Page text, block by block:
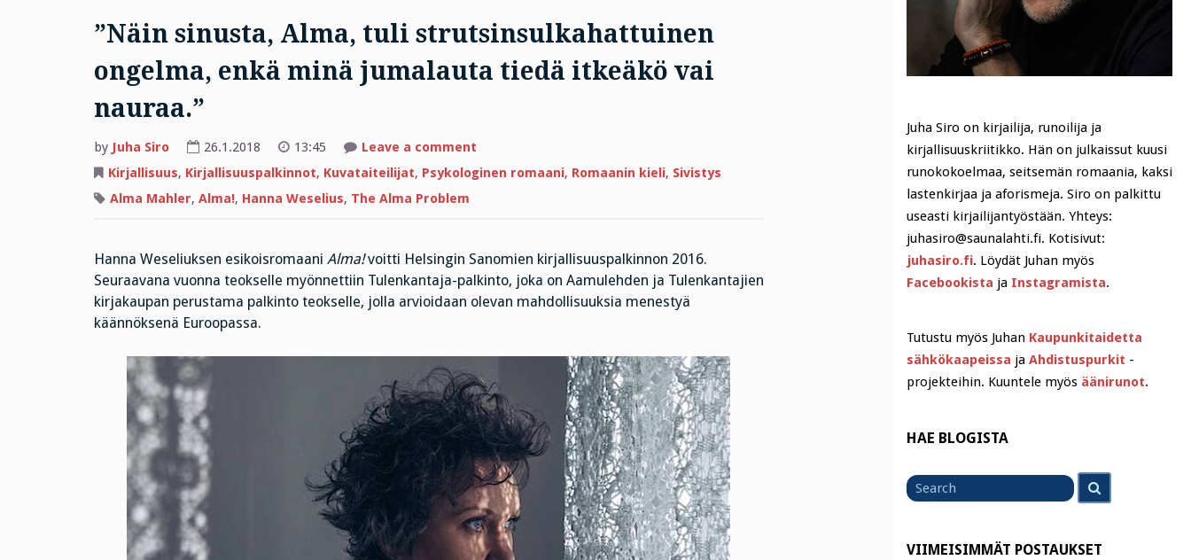
”Näin sinusta, Alma, tuli strutsinsulkahattuinen
ongelma, enkä minä jumalauta tiedä itkeäkö vai
nauraa.”
by Juha Siro 26.1.2018 13:45 Leave a commenton
sinusta,
Alma,
jumalauta
itkeäkö
vai
nauraa.”
Kirjallisuus, Kirjallisuuspalkinnot, Kuvataiteilijat, Psykologinen romaani, Romaanin kieli, Sivistys
Alma Mahler, Alma!, Hanna Weselius, The Alma Problem
Hanna Weseliuksen esikoisromaani Alma!voitti Helsingin Sanomien kirjallisuuspalkinnon 2016.
Seuraavana vuonna teokselle myönnettiin Tulenkantaja-palkinto, joka on Aamulehden ja Tulenkantajien
kirjakaupan perustama palkinto teokselle, jolla arvioidaan olevan mahdollisuuksia menestyä
käännöksenä Euroopassa.
Juha Siro on kirjailija, runoilija ja
kirjallisuuskriitikko. Hän on julkaissut kuusi
runokokoelmaa, seitsemän romaania, kaksi
lastenkirjaa ja aforismeja. Siro on palkittu
useasti kirjailijantyöstään. Yhteys:
juhasiro@saunalahti.fi. Kotisivut:
juhasiro.fi. Löydät Juhan myös
Facebookista ja Instagramista.
Tutustu myös Juhan Kaupunkitaidetta
sähkökaapeissa ja Ahdistuspurkit -
projekteihin. Kuuntele myös äänirunot.
HAE BLOGISTA
for
VIIMEISIMMÄT POSTAUKSET